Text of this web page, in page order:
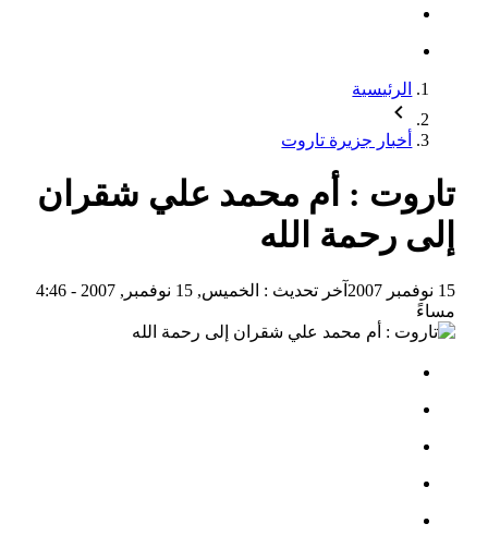
الرئيسية
أخبار جزيرة تاروت
تاروت : أم محمد علي شقران
إلى رحمة الله
15 نوفمبر 2007 آخر تحديث :
الخميس, 15 نوفمبر, 2007 - 4:46
مساءً